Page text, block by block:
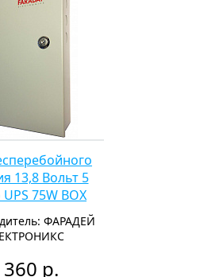
13,8 Вольт 5
75W BOX
ФАРАДЕЙ
р.